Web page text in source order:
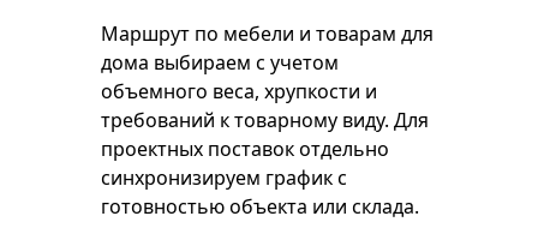
Маршрут по мебели и товарам для
дома выбираем с учетом
объемного веса, хрупкости и
требований к товарному виду. Для
проектных поставок отдельно
синхронизируем график с
готовностью объекта или склада.